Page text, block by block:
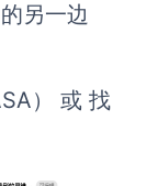
另一边
） 或 找